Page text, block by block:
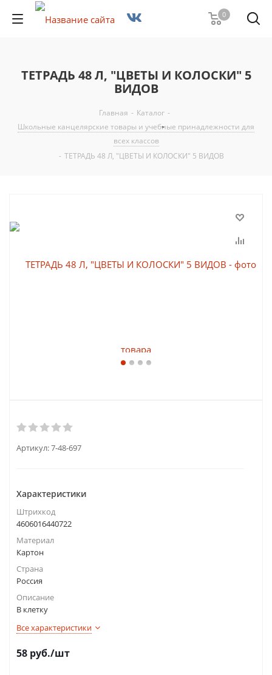
0
ТЕТРАДЬ 48 Л, "ЦВЕТЫ И КОЛОСКИ" 5
ВИДОВ
Главная - Каталог -
Школьные канцелярские товары и учебные принадлежности для
всех классов
- ТЕТРАДЬ 48 Л, "ЦВЕТЫ И КОЛОСКИ" 5 ВИДОВ
Артикул:7-48-697
Характеристики
Штрихкод
4606016440722
Материал
Картон
Страна
Россия
Описание
В клетку
Все характеристики
58 руб./шт